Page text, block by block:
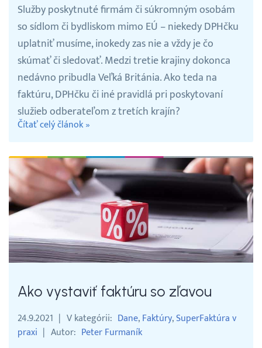
Služby poskytnuté firmám či súkromným osobám
so sídlom či bydliskom mimo EÚ – niekedy DPHčku
uplatniť musíme, inokedy zas nie a vždy je čo
skúmať či sledovať. Medzi tretie krajiny dokonca
nedávno pribudla Veľká Británia. Ako teda na
faktúru, DPHčku či iné pravidlá pri poskytovaní
služieb odberateľom z tretích krajín?
Čítať celý článok »
Ako vystaviť faktúru so zľavou
24.9.2021 V kategórii Dane Faktúry SuperFaktúra v
praxi
Autor Peter Furmaník